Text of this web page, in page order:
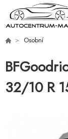
Osobní
32/10 R